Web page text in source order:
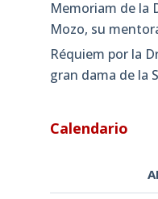
Memoriam de la
Mozo, su
Réquiem por la
gran dama de la
Calendario